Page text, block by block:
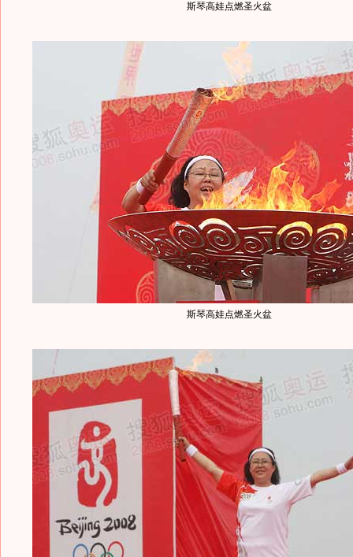
斯琴高娃点燃圣火盆
斯琴高娃点燃圣火盆